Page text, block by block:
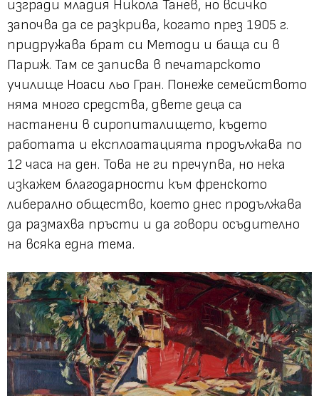
изгради младия Никола Танев, но всичко
започва да се разкрива, когато през 1905 г.
придружава брат си Методи и баща си в
Париж. Там се записва в печатарското
училище Ноаси льо Гран. Понеже семейството
няма много средства, двете деца са
настанени в сиропиталището, където
работата и експлоатацията продължава по
12 часа на ден. Това не ги пречупва, но нека
изкажем благодарности към френското
либерално общество, което днес продължава
да размахва пръсти и да говори осъдително
на всяка една тема.